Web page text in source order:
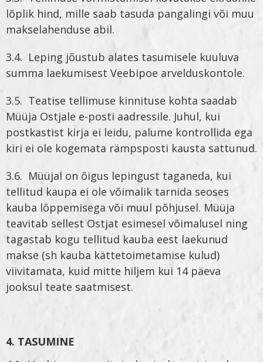
lõplik hind, mille saab tasuda pangalingi või muu
makselahenduse abil.
3.4. Leping jõustub alates tasumisele kuuluva
summa laekumisest Veebipoe arvelduskontole.
3.5. Teatise tellimuse kinnituse kohta saadab
Müüja Ostjale e-posti aadressile. Juhul, kui
postkastist kirja ei leidu, palume kontrollida ega
kiri ei ole kogemata rämpsposti kausta sattunud.
3.6. Müüjal on õigus lepingust taganeda, kui
tellitud kaupa ei ole võimalik tarnida seoses
kauba lõppemisega või muul põhjusel. Müüja
teavitab sellest Ostjat esimesel võimalusel ning
tagastab kogu tellitud kauba eest laekunud
makse (sh kauba kättetoimetamise kulud)
viivitamata, kuid mitte hiljem kui 14 päeva
jooksul teate saatmisest.
4. TASUMINE